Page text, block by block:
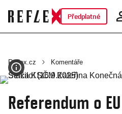
Předplatné
Reflex.cz Komentáře
Referendum o EU